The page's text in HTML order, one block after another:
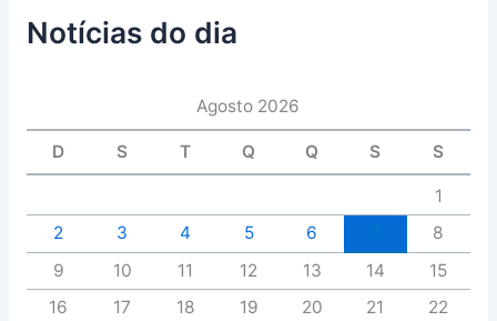
Notícias do dia
Agosto 2026
D S T Q Q S S
1
2
3 4 5 6
8
9
10 11 12 13 14
15
16
17 18 19 20 21
22